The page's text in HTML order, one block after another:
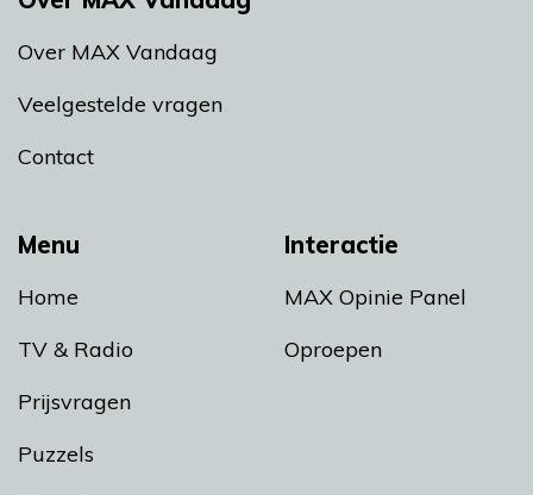
Menu
Home
TV & Radio
Prijsvragen
Puzzels
Interactie
MAX Opinie Panel
Oproepen
Over MAX Vandaag
Veelgestelde vragen
Contact